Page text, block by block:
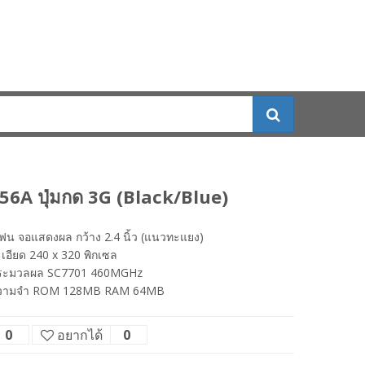
ปุ่มกด 3G (Black/Blue)
น จอแสดงผล กว้าง 2.4 นิ้ว (แนวทะแยง)
อียด 240 x 320 พิกเซล
มวลผล SC7701 460MGHz
มจำ ROM 128MB RAM 64MB
0 อยากได้ 0